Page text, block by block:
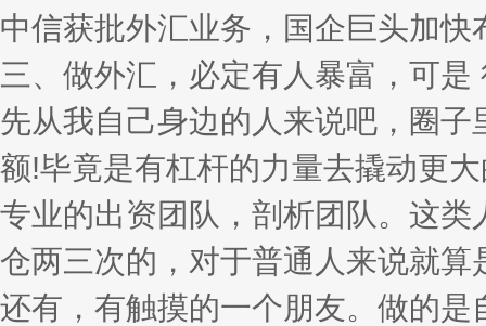
中信获批外汇业务，国企巨头加
三、做外汇，必定有人暴富，可是
先从我自己身边的人来说吧，圈
额!毕竟是有杠杆的力量去撬动更
专业的出资团队，剖析团队。这
仓两三次的，对于普通人来说就算
还有，有触摸的一个朋友。做的